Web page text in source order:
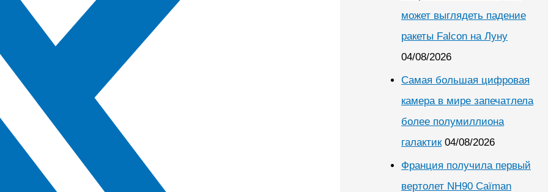
может выглядеть падение
ракеты Falcon на Луну
04/08/2026
Самая большая цифровая
камера в мире запечатлела
более полумиллиона
галактик 04/08/2026
Франция получила первый
вертолет NH90 Caïman